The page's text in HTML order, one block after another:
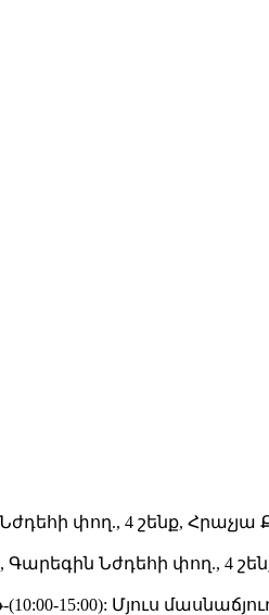
փող., 4 շենք, Հրաչյա
Գարեգին Նժդեհի փող., 4
15:00): Մյուս